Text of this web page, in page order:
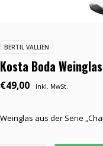
BERTIL VALLIEN
Kosta Boda Weinglas
€49,00 Inkl. MwSt.
Weinglas aus der Serie